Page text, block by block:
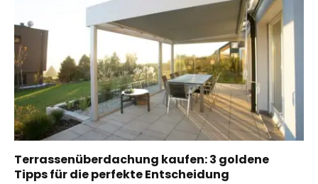
Terrassenüberdachung kaufen: 3 goldene
Tipps für die perfekte Entscheidung